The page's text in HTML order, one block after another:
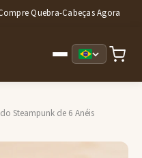
Quebra-Cabeças Agora
Steampunk de 6 Anéis